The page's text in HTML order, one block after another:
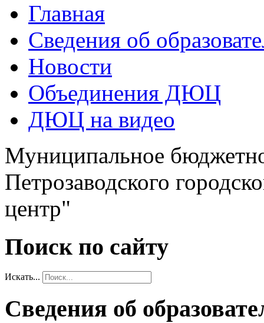
Главная
Сведения об
Новости
Объединения ДЮЦ
ДЮЦ на видео
Муниципальное
Петрозаводского
центр"
Поиск по сайту
Искать...
Сведения об